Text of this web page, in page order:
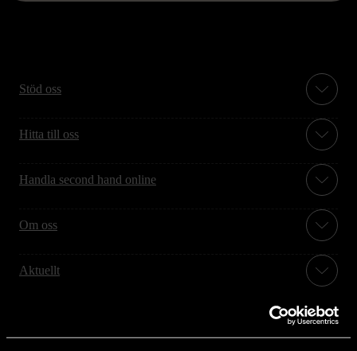
Stöd oss
Hitta till oss
Handla second hand online
Om oss
Aktuellt
Stockholms Stadsmission